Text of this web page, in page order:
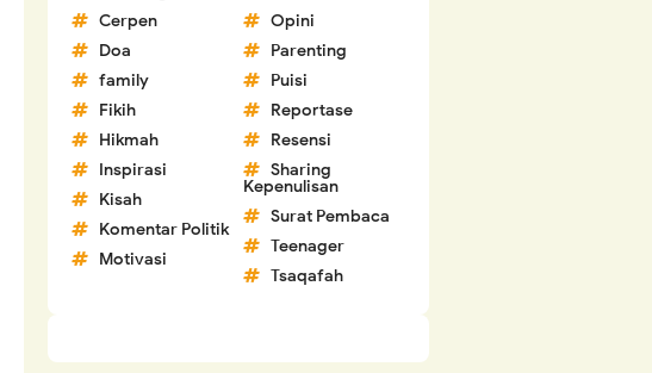
Cerpen
Doa
family
Fikih
Hikmah
Inspirasi
Kisah
Komentar Politik
Motivasi
Opini
Parenting
Puisi
Reportase
Resensi
Sharing
Kepenulisan
Surat Pembaca
Teenager
Tsaqafah